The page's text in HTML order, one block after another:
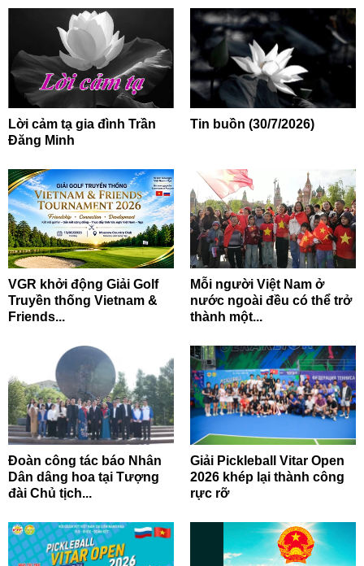
Lời cảm tạ gia đình Trần
Đăng Minh
Tin buồn (30/7/2026)
VGR khởi động Giải Golf
Truyền thống Vietnam &
Friends...
Mỗi người Việt Nam ở
nước ngoài đều có thể trở
thành một...
Đoàn công tác báo Nhân
Dân dâng hoa tại Tượng
đài Chủ tịch...
Giải Pickleball Vitar Open
2026 khép lại thành công
rực rỡ